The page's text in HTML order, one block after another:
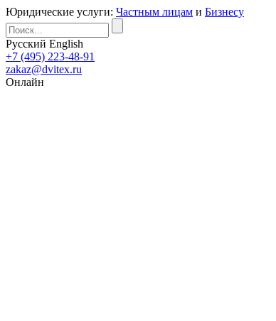
Юридические услуги: Частным лицам и Бизнесу
Русский English
+7 (495) 223-48-91
zakaz@dvitex.ru
Онлайн